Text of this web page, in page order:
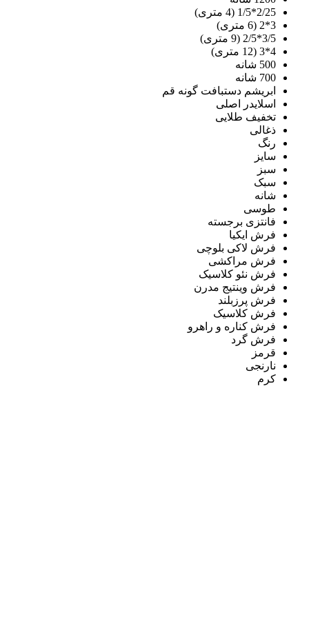
2/25*1/5 (4 متری)
3/5*2/5 (9 متری)
500 شانه
700 شانه
ابریشم دستبافت گونه قم
اسلایدر اصلی
تخفیف طلایی
ذغالی
رنگ
سایز
سبز
سبک
شانه
طوسی
فانتزی برجسته
فرش ایکیا
فرش لاکی بلوچی
فرش مراکشی
فرش نئو کلاسیک
فرش وینتیج مدرن
فرش پرزبلند
فرش کلاسیک
فرش کناره و راهرو
فرش گرد
قرمز
نارنجی
کرم